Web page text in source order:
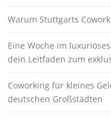
Warum Stuttgarts
Eine Woche im
dein Leitfaden zum
Coworking für kleines
deutschen Großstädten